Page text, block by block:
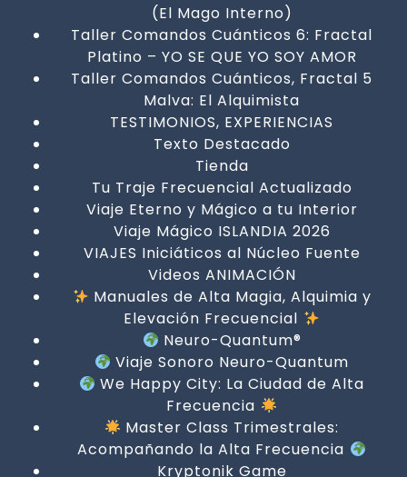
(El Mago Interno)
Taller Comandos Cuánticos 6: Fractal
Platino – YO SE QUE YO SOY AMOR
Taller Comandos Cuánticos, Fractal 5
Malva: El Alquimista
TESTIMONIOS, EXPERIENCIAS
Texto Destacado
Tienda
Tu Traje Frecuencial Actualizado
Viaje Eterno y Mágico a tu Interior
Viaje Mágico ISLANDIA 2026
VIAJES Iniciáticos al Núcleo Fuente
Videos ANIMACIÓN
Manuales de Alta Magia, Alquimia y
Elevación Frecuencial
Neuro-Quantum®
Viaje Sonoro Neuro-Quantum
We Happy City: La Ciudad de Alta
Frecuencia
Master Class Trimestrales:
Acompañando la Alta Frecuencia
Kryptonik Game